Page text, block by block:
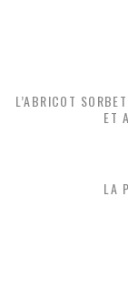
L’ABRICOT
ET
LA